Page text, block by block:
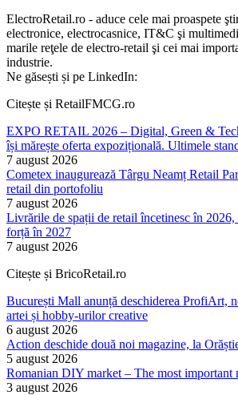
ElectroRetail.ro - aduce cele mai proaspete
electronice, electrocasnice, IT&C şi
marile reţele de electro-retail şi cei mai
industrie.
Ne găsești și pe LinkedIn:
Citește și RetailFMCG.ro
EXPO RETAIL 2026 – Digital, Green &
își mărește oferta expozițională. Ultimele
7 august 2026
Cometex inaugurează Târgu Neamț Retail
retail din portofoliu
7 august 2026
Livrările de spații de retail încetinesc în
forță în 2027
7 august 2026
Citește și BricoRetail.ro
București Mall anunță deschiderea ProfiArt,
artei și hobby-urilor creative
6 august 2026
Action deschide două noi magazine, la
5 august 2026
Romanian DIY market – The most important
3 august 2026